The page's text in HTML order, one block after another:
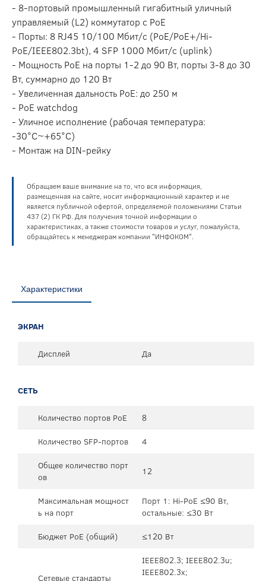
- 8-портовый промышленный гигабитный уличный
управляемый (L2) коммутатор с РоЕ
- Порты: 8 RJ45 10/100 Мбит/с (PoE/PoE+/Hi-
PoE/IEEE802.3bt), 4 SFP 1000 Мбит/с (uplink)
- Мощность PoE на порты 1-2 до 90 Вт, порты 3-8 до 30
Вт, суммарно до 120 Вт
- Увеличенная дальность PoE: до 250 м
- PoE watchdog
- Уличное исполнение (рабочая температура:
-30°С~+65°С)
- Монтаж на DIN-рейку
Обращаем ваше внимание на то, что вся информация,
размещенная на сайте, носит информационный характер и не
является публичной офертой, определяемой положениями Статьи
437 (2) ГК РФ. Для получения точной информации о
характеристиках, а также стоимости товаров и услуг, пожалуйста,
обращайтесь к менеджерам компании "ИНФОКОМ".
Характеристики
ЭКРАН
Дисплей Да
СЕТЬ
Количество портов PoE
8
Количество SFP-портов
4
Общее количество порт
ов
12
Максимальная мощност
ь на порт
Порт 1: Hi-PoE ≤90 Вт,
остальные: ≤30 Вт
Бюджет PoE (общий)
≤120 Вт
Сетевые стандарты
IEEE802.3; IEEE802.3u;
IEEE802.3x;